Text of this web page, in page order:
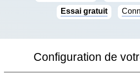
Essai gratuit
Configuration de